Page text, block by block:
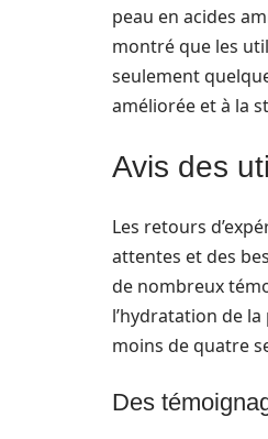
peau en acides
montré que les
seulement
améliorée et à la
Avis des
Les retours
attentes et des
de nombreux
l’hydratation de
moins de quatre
Des